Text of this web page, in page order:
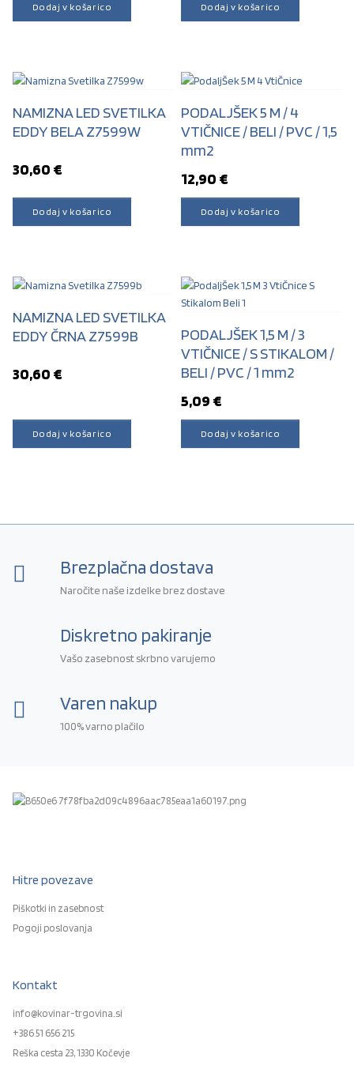
Dodaj v košarico Dodaj v košarico
NAMIZNA LED SVETILKA
EDDY BELA Z7599W
30,60 €
Dodaj v košarico
PODALJŠEK 5 M / 4
VTIČNICE / BELI / PVC / 1,5
mm2
12,90 €
Dodaj v košarico
NAMIZNA LED SVETILKA
EDDY ČRNA Z7599B
30,60 €
Dodaj v košarico
PODALJŠEK 1,5 M / 3
VTIČNICE / S STIKALOM /
BELI / PVC / 1 mm2
5,09 €
Dodaj v košarico
Brezplačna dostava
Naročite naše izdelke brez dostave
Diskretno pakiranje
Vašo zasebnost skrbno varujemo
Varen nakup
100% varno plačilo
Hitre povezave
Piškotki in zasebnost
Pogoji poslovanja
Kontakt
info@kovinar-trgovina.si
+386 51 656 215
Reška cesta 23, 1330 Kočevje